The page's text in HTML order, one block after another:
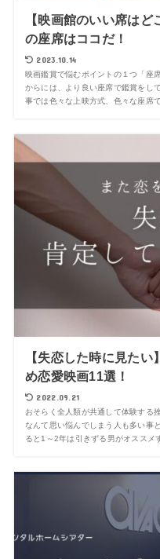
【映画館のいい席は
の座席はココだ！
2023.10.14
映画鑑賞で悩むポイントの１つ「座
からには、より良い座席で鑑賞をし
事では色々な上映方式、色々な座席
【失恋した時に見た
め恋愛映画11選！
2022.09.21
おそらく全人類が共通して体験する
なんて思い悩んでしまう人も多い事
ると1～2年は引きずる男がオススメ